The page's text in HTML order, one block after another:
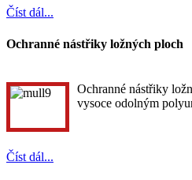
Číst dál...
Ochranné nástřiky ložných ploch
Ochranné nástřiky
vysoce odolným
Číst dál...